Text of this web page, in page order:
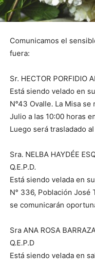
Comunicamos el
fuera:
Sr. HECTOR PORFIDIO
Está siendo velado en
N°43 Ovalle. La Misa
Julio a las 10:00 horas
Luego será trasladado
Sra. NELBA HAYDÉE
Q.E.P.D.
Está siendo velada en
N° 336, Población José
se comunicarán
Sra ANA ROSA
Q.E.P.D
Está siendo velada en